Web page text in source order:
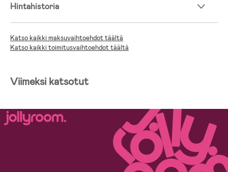
Hintahistoria
Katso kaikki maksuvaihtoehdot täältä
Katso kaikki toimitusvaihtoehdot täältä
Viimeksi katsotut